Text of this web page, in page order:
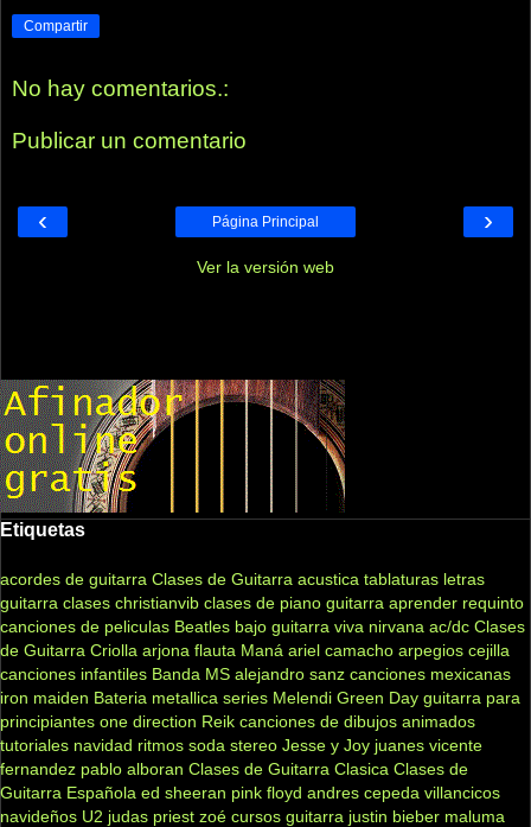
Compartir
No hay comentarios.:
Publicar un comentario
‹ ›
Página Principal
Ver la versión web
Etiquetas
acordes de guitarra Clases de Guitarra acustica tablaturas letras
guitarra clases christianvib clases de piano guitarra aprender requinto
canciones de peliculas Beatles bajo guitarra viva nirvana ac/dc Clases
de Guitarra Criolla arjona flauta Maná ariel camacho arpegios cejilla
canciones infantiles Banda MS alejandro sanz canciones mexicanas
iron maiden Bateria metallica series Melendi Green Day guitarra para
principiantes one direction Reik canciones de dibujos animados
tutoriales navidad ritmos soda stereo Jesse y Joy juanes vicente
fernandez pablo alboran Clases de Guitarra Clasica Clases de
Guitarra Española ed sheeran pink floyd andres cepeda villancicos
navideños U2 judas priest zoé cursos guitarra justin bieber maluma